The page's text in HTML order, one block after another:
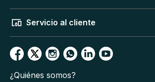
Servicio al cliente
¿Quiénes somos?